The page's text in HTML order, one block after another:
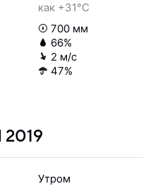
как +31°C
700 мм
66%
2 м/с
47%
2019
Утром